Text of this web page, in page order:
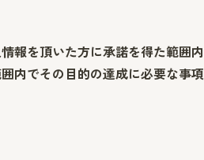
報を頂いた方に承諾を得た範
内でその目的の達成に必要な事